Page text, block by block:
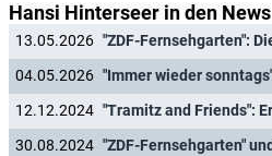
Hansi Hinterseer in den News
13.05.2026
04.05.2026
12.12.2024
30.08.2024